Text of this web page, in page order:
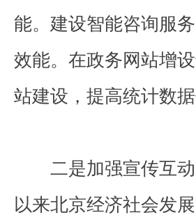
能。建设智能咨询服
效能。在政务网站增
站建设，提高统计数据
二是加强宣传互
以来北京经济社会发